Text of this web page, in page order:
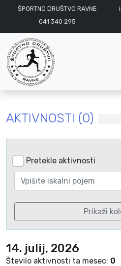
ŠPORTNO DRUŠTVO RAVNE
041 340 295
AKTIVNOSTI (0)
Pretekle aktivnosti
Prikaži
14. julij, 2026
Število aktivnosti ta mesec: 0